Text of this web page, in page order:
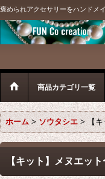
褒められアクセサリーをハンドメ
商品カテゴリ一覧
ホーム > ソウタシエ > 【キ
【キット】メヌエッ